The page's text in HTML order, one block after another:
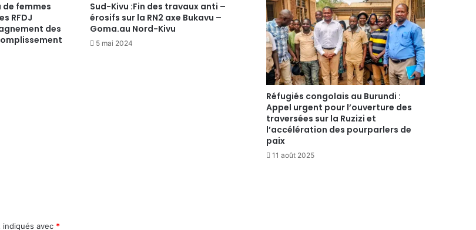
de femmes
RFDJ
des
Sud-Kivu :Fin des travaux anti –
érosifs sur la RN2 axe Bukavu –
Goma.au Nord-Kivu
5 mai 2024
Réfugiés congolais au Burundi :
Appel urgent pour l’ouverture des
traversées sur la Ruzizi et
l’accélération des pourparlers de
paix
11 août 2025
indiqués avec *